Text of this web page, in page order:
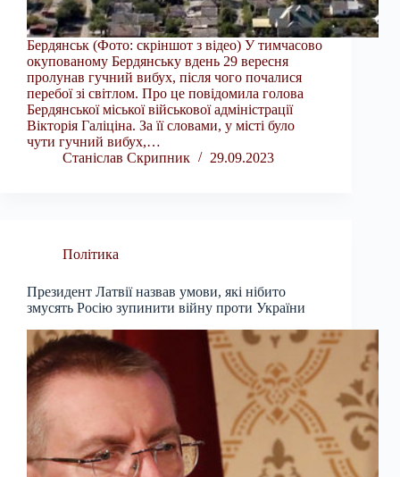
Бердянськ (Фото: скріншот з відео) У тимчасово
окупованому Бердянську вдень 29 вересня
пролунав гучний вибух, після чого почалися
перебої зі світлом. Про це повідомила голова
Бердянської міської військової адміністрації
Вікторія Галіціна. За її словами, у місті було
чути гучний вибух,…
Станіслав Скрипник
29.09.2023
Політика
Президент Латвії назвав умови, які нібито
змусять Росію зупинити війну проти України